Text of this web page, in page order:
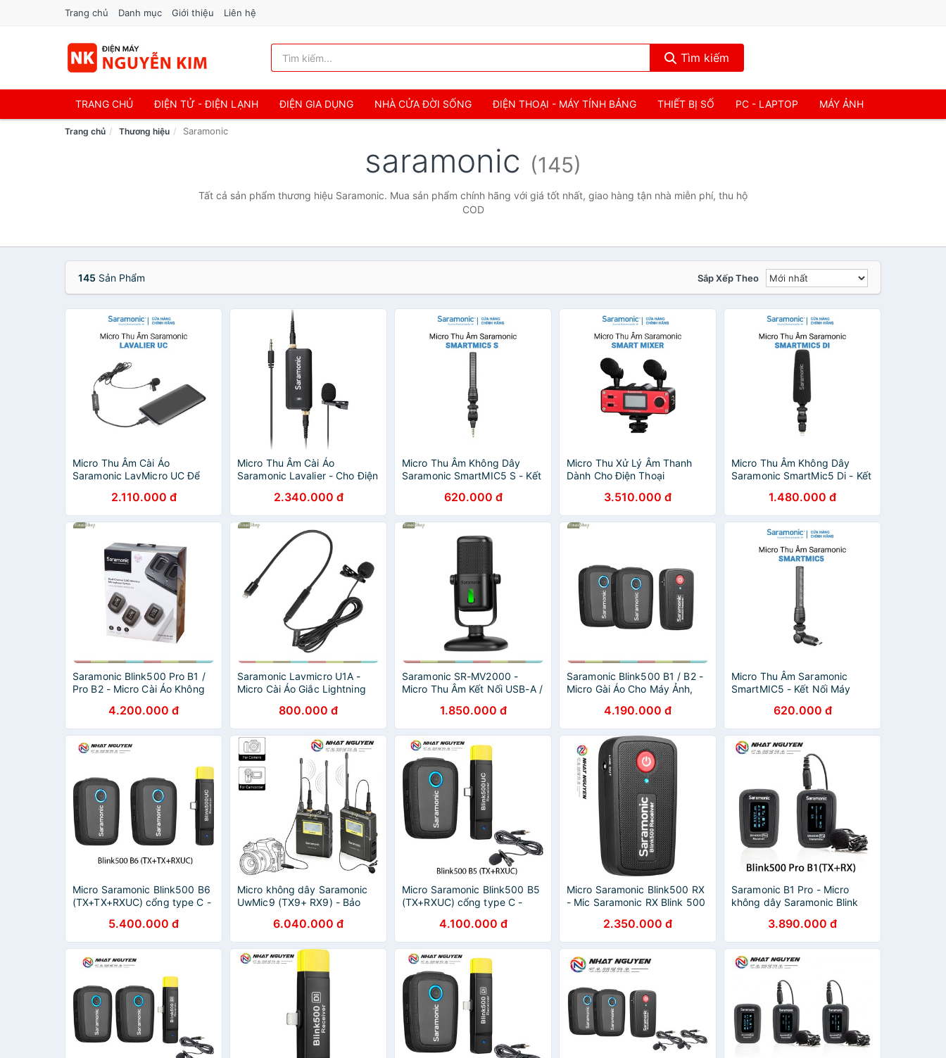
Trang chủ Danh mục Giới thiệu Liên hệ
Tìm kiếm
TRANG CHỦ ĐIỆN TỬ - ĐIỆN LẠNH ĐIỆN GIA DỤNG NHÀ CỬA ĐỜI SỐNG ĐIỆN THOẠI - MÁY TÍNH BẢNG THIẾT BỊ SỐ PC - LAPTOP MÁY ẢNH
Trang chủ Thương hiệu Saramonic
saramonic (145)
Tất cả sản phẩm thương hiệu Saramonic. Mua sản phẩm chính hãng với giá tốt nhất, giao hàng tận nhà miễn phí, thu hộ
COD
145 Sản Phẩm Sắp Xếp Theo
Micro Thu Âm Cài Áo
Saramonic LavMicro UC Để
Podcast cho Điện thoại
Android/ Cổng Usb-C
2.110.000 đ
Micro Thu Âm Cài Áo
Saramonic Lavalier - Cho Điện
hợp TRS/ TRRS 3,5mm & Bộ
Chuyển Đổi 6,3mm
2.340.000 đ
Micro Thu Âm Không Dây
Saramonic SmartMIC5 S - Kết
TRRS 3.5mm - Bảo Hành
Chính Hãng 24 Tháng
620.000 đ
Micro Thu Xử Lý Âm Thanh
Dành Cho Điện Thoại
Tương Thích Với Iphone và
Android
3.510.000 đ
Micro Thu Âm Không Dây
Saramonic SmartMic5 Di - Kết
IOS - Bảo Hành Chính Hãng
24 Tháng
1.480.000 đ
Saramonic Blink500 Pro B1 /
Pro B2 - Micro Cài Áo Không
Phạm Vi 100m Cho Máy Ảnh,
Smartphone,
4.200.000 đ
Saramonic Lavmicro U1A -
Micro Cài Áo Giắc Lightning
Tiếng Trong Và Rõ
800.000 đ
Saramonic SR-MV2000 -
Micro Thu Âm Kết Nối USB-A /
Streamer, Podcaster,
Youtuber Chuyên Nghiệp
1.850.000 đ
Saramonic Blink500 B1 / B2 -
Micro Gài Áo Cho Máy Ảnh,
50m, Pin 5h Liên Tục
4.190.000 đ
Micro Thu Âm Saramonic
SmartMIC5 - Kết Nối Máy
3.5mm - Bảo Hành Chính
Hãng 24 Tháng
620.000 đ
Micro Saramonic Blink500 B6
(TX+TX+RXUC) cổng type C -
hành 12 tháng5.400.000 đ
Micro không dây Saramonic
UwMic9 (TX9+ RX9) - Bảo
6.040.000 đ
Micro Saramonic Blink500 B5
(TX+RXUC) cổng type C -
hành 12 tháng4.100.000 đ
Micro Saramonic Blink500 RX
- Mic Saramonic RX Blink 500
2.350.000 đ
Saramonic B1 Pro - Micro
không dây Saramonic Blink
3.890.000 đ